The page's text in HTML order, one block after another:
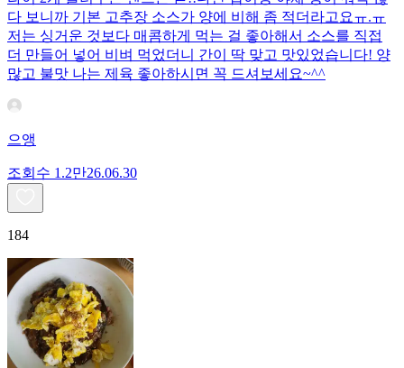
다 보니까 기본 고추장 소스가 양에 비해 좀 적더라고요ㅠ.ㅠ
저는 싱거운 것보다 매콤하게 먹는 걸 좋아해서 소스를 직접
더 만들어 넣어 비벼 먹었더니 간이 딱 맞고 맛있었습니다! 양
많고 불맛 나는 제육 좋아하시면 꼭 드셔보세요~^^
으앵
조회수 1.2만26.06.30
184